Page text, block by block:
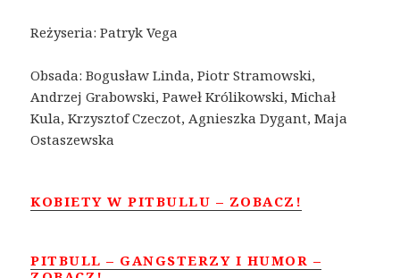
Reżyseria: Patryk Vega
Obsada: Bogusław Linda, Piotr Stramowski,
Andrzej Grabowski, Paweł Królikowski, Michał
Kula, Krzysztof Czeczot, Agnieszka Dygant, Maja
Ostaszewska
KOBIETY W PITBULLU – ZOBACZ!
PITBULL – GANGSTERZY I HUMOR –